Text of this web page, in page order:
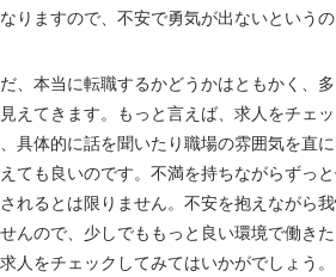
りますので、不安で勇気が出ないというの
、本当に転職するかどうかはともかく、
えてきます。もっと言えば、求人をチェ
具体的に話を聞いたり職場の雰囲気を直
ても良いのです。不満を持ちながらずっ
れるとは限りません。不安を抱えながら
んので、少しでももっと良い環境で働き
人をチェックしてみてはいかがでしょう。